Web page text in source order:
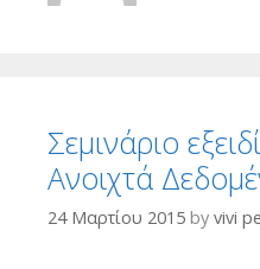
Σεμινάριο
Ανοιχτά
24 Μαρτίου 2015 by vivi